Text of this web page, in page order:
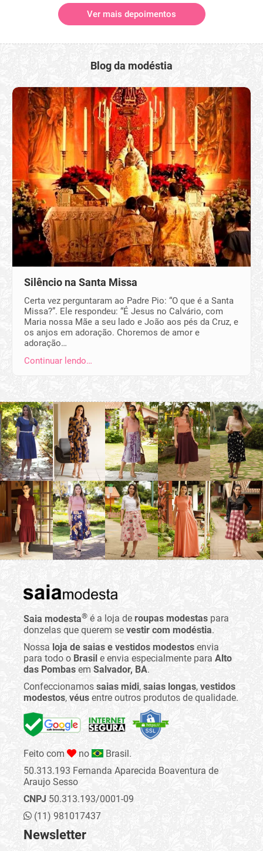
Ver mais depoimentos
Blog da modéstia
Silêncio na Santa Missa
Certa vez perguntaram ao Padre Pio: “O que é a Santa
Missa?”. Ele respondeu: “É Jesus no Calvário, com
Maria nossa Mãe a seu lado e João aos pés da Cruz, e
os anjos em adoração. Choremos de amor e
adoração…
Continuar lendo…
Saia modesta® é a loja de roupas modestas para
donzelas que querem se vestir com modéstia.
Nossa loja de saias e vestidos modestos envia
para todo o Brasil e envia especialmente para Alto
das Pombas em Salvador, BA.
Confeccionamos saias midi, saias longas, vestidos
modestos, véus entre outros produtos de qualidade.
Feito com no
Brasil.
50.313.193 Fernanda Aparecida Boaventura de
Araujo Sesso
CNPJ 50.313.193/0001-09
(11) 981017437
Newsletter